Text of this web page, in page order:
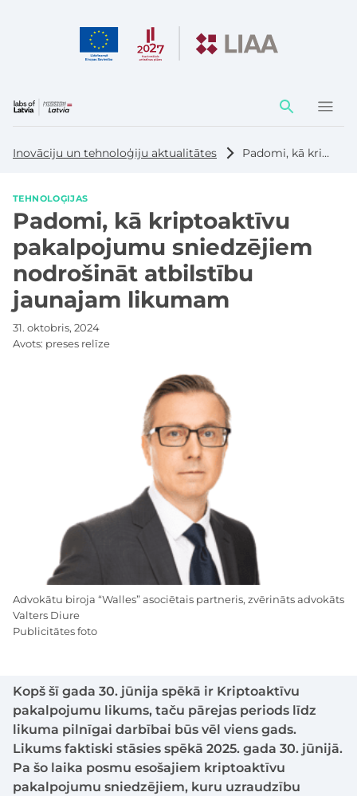
Darbības
elementi
Inovāciju un tehnoloģiju aktualitātes Padomi, kā kriptoaktīvu pakalpojumu sniedzējiem nodrošināt atbilstību jaunajam likumam
TEHNOLOĢIJAS
Padomi, kā kriptoaktīvu
pakalpojumu sniedzējiem
nodrošināt atbilstību
jaunajam likumam
31. oktobris, 2024
Avots: preses relīze
Kopš šī gada 30. jūnija spēkā ir Kriptoaktīvu
pakalpojumu likums, taču pārejas periods līdz
likuma pilnīgai darbībai būs vēl viens gads.
Likums faktiski stāsies spēkā 2025. gada 30. jūnijā.
Pa šo laika posmu esošajiem kriptoaktīvu
pakalpojumu sniedzējiem, kuru uzraudzību
Advokātu biroja “Walles” asociētais partneris, zvērināts advokāts
Valters Diure
Publicitātes foto